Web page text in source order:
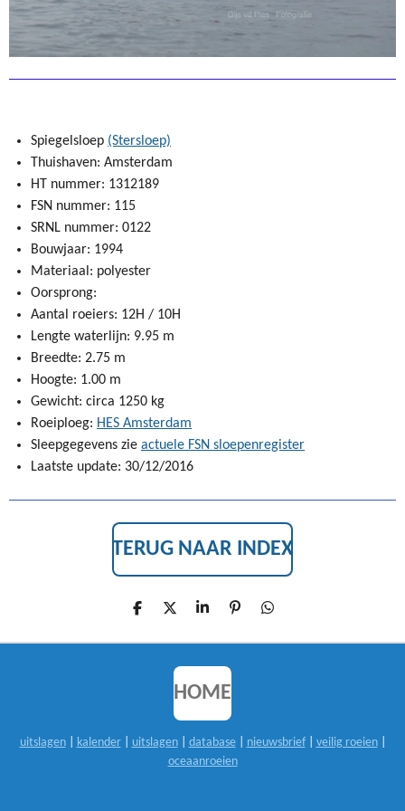
Spiegelsloep (Stersloep)
Thuishaven: Amsterdam
HT nummer: 1312189
FSN nummer: 115
SRNL nummer: 0122
Bouwjaar: 1994
Materiaal: polyester
Oorsprong:
Aantal roeiers: 12H / 10H
Lengte waterlijn: 9.95 m
Breedte: 2.75 m
Hoogte: 1.00 m
Gewicht: circa 1250 kg
Roeiploeg: HES Amsterdam
Sleepgegevens zie actuele FSN sloepenregister
Laatste update: 30/12/2016
TERUG NAAR INDEX
D
L
D
E
S
A
E
P
N
D
L
HOME
uitslagen| kalender| uitslagen| database| nieuwsbrief| veilig roeien|
oceaanroeien